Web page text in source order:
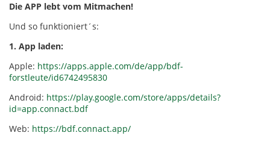
Die APP lebt vom Mitmachen!
Und so funktioniert´s:
1. App laden:
Apple: https://apps.apple.com/de/app/bdf-
forstleute/id6742495830
Android: https://play.google.com/store/apps/details?
id=app.connact.bdf
Web: https://bdf.connact.app/